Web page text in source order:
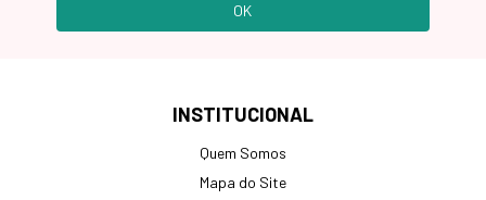
INSTITUCIONAL
Quem Somos
Mapa do Site